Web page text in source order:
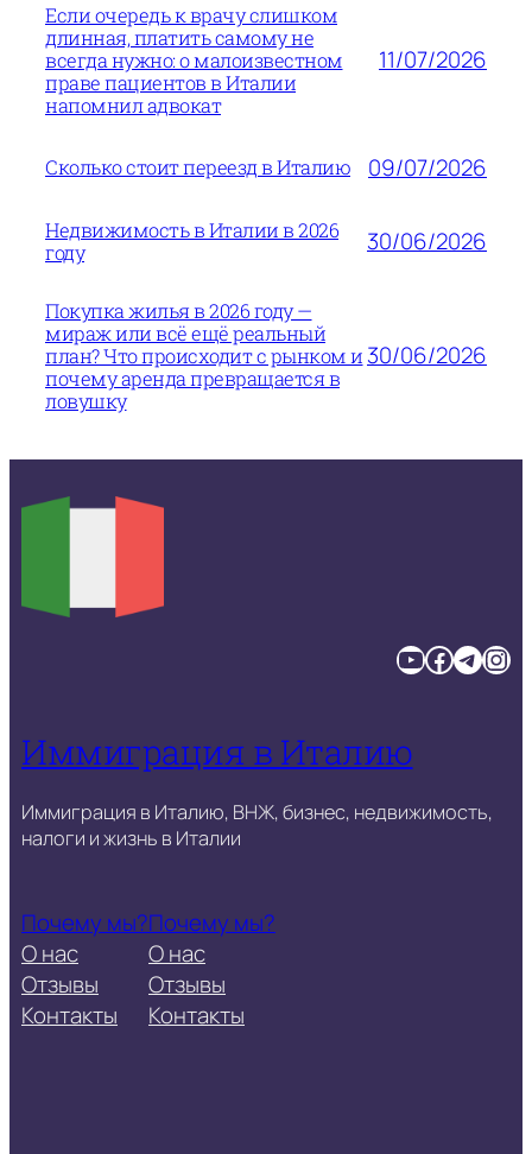
Если очередь к врачу слишком
длинная, платить самому не
всегда нужно: о малоизвестном
праве пациентов в Италии
напомнил адвокат
11/07/2026
Сколько стоит переезд в Италию 09/07/2026
Недвижимость в Италии в 2026
году
30/06/2026
Покупка жилья в 2026 году —
мираж или всё ещё реальный
план? Что происходит с рынком и
почему аренда превращается в
ловушку
30/06/2026
YouTube Facebook TelegramInstagram
Иммиграция в Италию
Иммиграция в Италию, ВНЖ, бизнес, недвижимость,
налоги и жизнь в Италии
Почему мы?
О нас
Отзывы
Контакты
Почему мы?
О нас
Отзывы
Контакты